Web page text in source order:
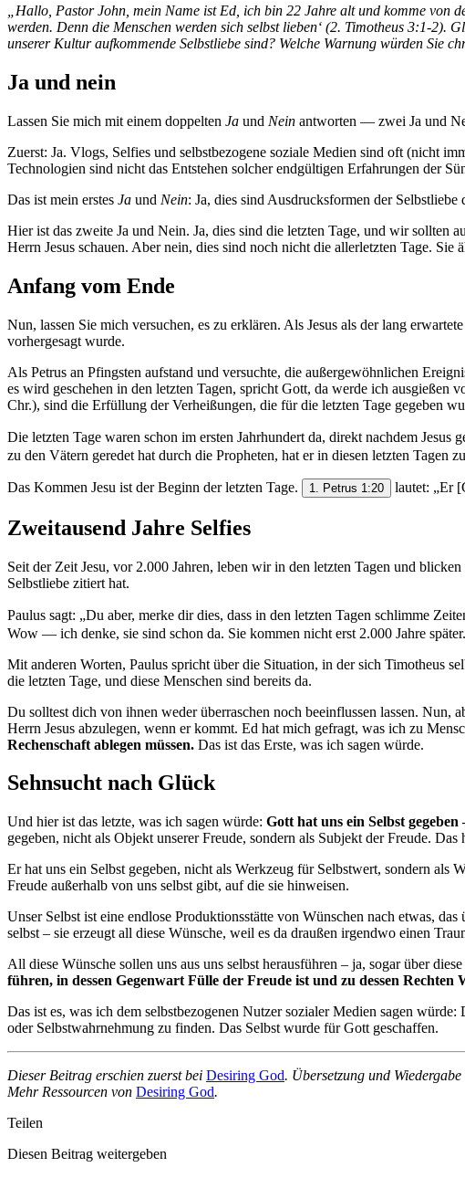
„Hallo, Pastor John, mein Name ist Ed, ich bin 22 Jahre alt und komme von
werden. Denn die Menschen werden sich selbst lieben‘ (‭‭2. Timotheus‬ ‭3‬:‭1‬-‭2‬).
unserer Kultur aufkommende Selbstliebe sind? Welche Warnung würden Sie
Ja und nein
Lassen Sie mich mit einem doppelten Ja und Nein antworten — zwei Ja und
Zuerst: Ja. Vlogs, Selfies und selbstbezogene soziale Medien sind oft (nicht
Technologien sind nicht das Entstehen solcher endgültigen Erfahrungen der
Das ist mein erstes Ja und Nein: Ja, dies sind Ausdrucksformen der
Hier ist das zweite Ja und Nein. Ja, dies sind die letzten Tage, und wir sollten
Herrn Jesus schauen. Aber nein, dies sind noch nicht die allerletzten Tage.
Anfang vom Ende
Nun, lassen Sie mich versuchen, es zu erklären. Als Jesus als der lang
vorhergesagt wurde.
Als Petrus an Pfingsten aufstand und versuchte, die außergewöhnlichen
es wird geschehen in den letzten Tagen, spricht Gott, da werde ich ausgießen
Chr.), sind die Erfüllung der Verheißungen, die für die letzten Tage gegeben
Die letzten Tage waren schon im ersten Jahrhundert da, direkt nachdem Jesus
zu den Vätern geredet hat durch die Propheten, hat er in diesen letzten Tagen
Das Kommen Jesu ist der Beginn der letzten Tage. 1. Petrus 1:20 lautet: „Er
Zweitausend Jahre Selfies
Seit der Zeit Jesu, vor 2.000 Jahren, leben wir in den letzten Tagen und
Selbstliebe zitiert hat.
Paulus sagt: „Du aber, merke dir dies, dass in den letzten Tagen schlimme
Wow — ich denke, sie sind schon da. Sie kommen nicht erst 2.000 Jahre später.
Mit anderen Worten, Paulus spricht über die Situation, in der sich Timotheus
die letzten Tage, und diese Menschen sind bereits da.
Du solltest dich von ihnen weder überraschen noch beeinflussen lassen. Nun,
Herrn Jesus abzulegen, wenn er kommt. Ed hat mich gefragt, was ich zu
Rechenschaft ablegen müssen. Das ist das Erste, was ich sagen würde.
Sehnsucht nach Glück
Und hier ist das letzte, was ich sagen würde: Gott hat uns ein Selbst
gegeben, nicht als Objekt unserer Freude, sondern als Subjekt der Freude.
Er hat uns ein Selbst gegeben, nicht als Werkzeug für Selbstwert, sondern als
Freude außerhalb von uns selbst gibt, auf die sie hinweisen.
Unser Selbst ist eine endlose Produktionsstätte von Wünschen nach etwas,
selbst – sie erzeugt all diese Wünsche, weil es da draußen irgendwo einen
All diese Wünsche sollen uns aus uns selbst herausführen – ja, sogar über
führen, in dessen Gegenwart Fülle der Freude ist und zu dessen Rechten
Das ist es, was ich dem selbstbezogenen Nutzer sozialer Medien sagen
oder Selbstwahrnehmung zu finden. Das Selbst wurde für Gott geschaffen.
Dieser Beitrag erschien zuerst bei Desiring God. Übersetzung und
Mehr Ressourcen von Desiring God.
Teilen
Diesen Beitrag weitergeben